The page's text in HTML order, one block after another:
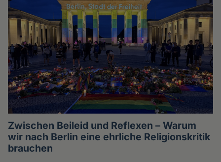
Zwischen Beileid und Reflexen – Warum
wir nach Berlin eine ehrliche Religionskritik
brauchen